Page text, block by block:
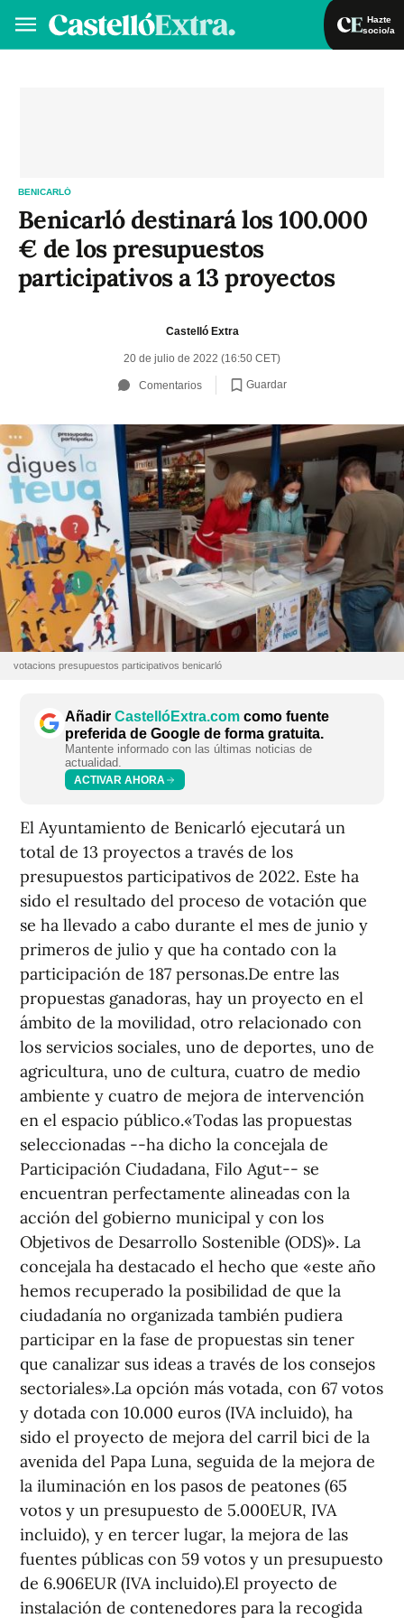
Hazte
socio/a
BENICARLÓ
Benicarló destinará los 100.000
€ de los presupuestos
participativos a 13 proyectos
Castelló Extra
20 de julio de 2022 (16:50 CET)
Comentarios Guardar
votacions presupuestos participativos benicarló
Añadir CastellóExtra.com como fuente
preferida de Google de forma gratuita.
Mantente informado con las últimas noticias de
actualidad.
ACTIVAR AHORA
El Ayuntamiento de Benicarló ejecutará un
total de 13 proyectos a través de los
presupuestos participativos de 2022. Este ha
sido el resultado del proceso de votación que
se ha llevado a cabo durante el mes de junio y
primeros de julio y que ha contado con la
participación de 187 personas.De entre las
propuestas ganadoras, hay un proyecto en el
ámbito de la movilidad, otro relacionado con
los servicios sociales, uno de deportes, uno de
agricultura, uno de cultura, cuatro de medio
ambiente y cuatro de mejora de intervención
en el espacio público.«Todas las propuestas
seleccionadas --ha dicho la concejala de
Participación Ciudadana, Filo Agut-- se
encuentran perfectamente alineadas con la
acción del gobierno municipal y con los
Objetivos de Desarrollo Sostenible (ODS)». La
concejala ha destacado el hecho que «este año
hemos recuperado la posibilidad de que la
ciudadanía no organizada también pudiera
participar en la fase de propuestas sin tener
que canalizar sus ideas a través de los consejos
sectoriales».La opción más votada, con 67 votos
y dotada con 10.000 euros (IVA incluido), ha
sido el proyecto de mejora del carril bici de la
avenida del Papa Luna, seguida de la mejora de
la iluminación en los pasos de peatones (65
votos y un presupuesto de 5.000EUR, IVA
incluido), y en tercer lugar, la mejora de las
fuentes públicas con 59 votos y un presupuesto
de 6.906EUR (IVA incluido).El proyecto de
instalación de contenedores para la recogida